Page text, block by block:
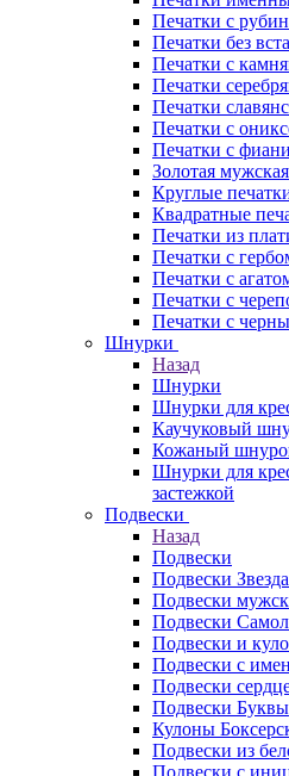
Печатки с
Печатки без
Печатки с
Печатки
Печатки
Печатки с
Печатки с
Золотая
Круглые
Квадратные
Печатки из
Печатки с
Печатки с
Печатки с
Печатки с
Шнурки
Назад
Шнурки
Шнурки для
Каучуковый
Кожаный
Шнурки для
застежкой
Подвески
Назад
Подвески
Подвески
Подвески
Подвески
Подвески и
Подвески с
Подвески
Подвески Буквы
Кулоны
Подвески из